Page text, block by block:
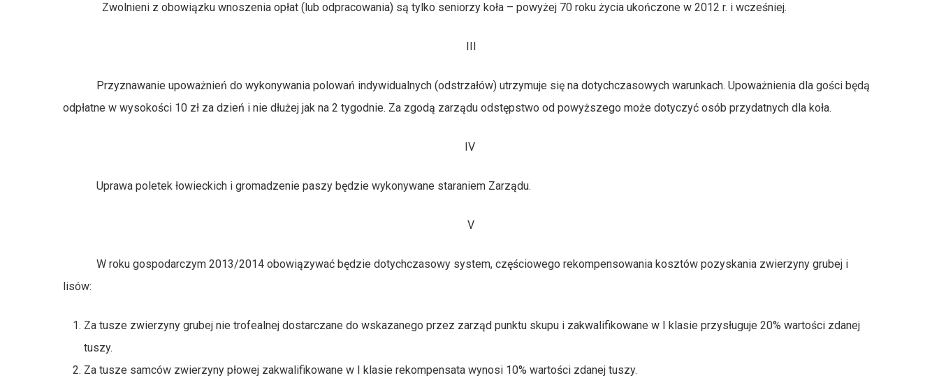
Zwolnieni z obowiązku wnoszenia opłat (lub odpracowania) są tylko seniorzy koła – powyżej 70 roku życia ukończone w 2012 r. i wcześniej.
III
Przyznawanie upoważnień do wykonywania polowań indywidualnych (odstrzałów) utrzymuje się na dotychczasowych warunkach. Upoważnienia dla gości będą
odpłatne w wysokości 10 zł za dzień i nie dłużej jak na 2 tygodnie. Za zgodą zarządu odstępstwo od powyższego może dotyczyć osób przydatnych dla koła.
IV
Uprawa poletek łowieckich i gromadzenie paszy będzie wykonywane staraniem Zarządu.
V
W roku gospodarczym 2013/2014 obowiązywać będzie dotychczasowy system, częściowego rekompensowania kosztów pozyskania zwierzyny grubej i
lisów:
Za tusze zwierzyny grubej nie trofealnej dostarczane do wskazanego przez zarząd punktu skupu i zakwalifikowane w I klasie przysługuje 20% wartości zdanej
tuszy.
Za tusze samców zwierzyny płowej zakwalifikowane w I klasie rekompensata wynosi 10% wartości zdanej tuszy.